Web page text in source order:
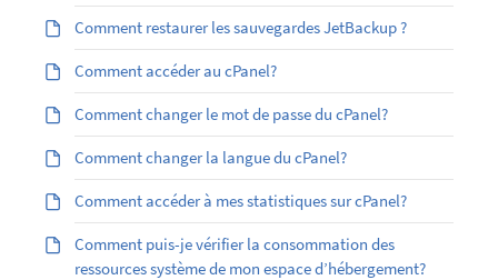
Comment restaurer les sauvegardes JetBackup ?
Comment accéder au cPanel?
Comment changer le mot de passe du cPanel?
Comment changer la langue du cPanel?
Comment accéder à mes statistiques sur cPanel?
Comment puis-je vérifier la consommation des
ressources système de mon espace d’hébergement?